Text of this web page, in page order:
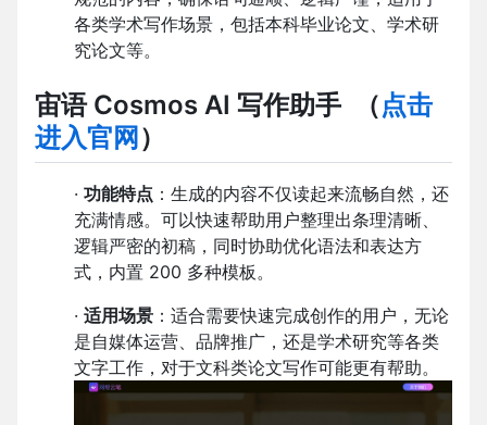
各类学术写作场景，包括本科毕业论文、学术研
究论文等。
宙语 Cosmos AI 写作助手 （点击
进入官网 ）
· 功能特点 ：生成的内容不仅读起来流畅自然，还
充满情感。可以快速帮助用户整理出条理清晰、
逻辑严密的初稿，同时协助优化语法和表达方
式，内置 200 多种模板。
· 适用场景 ：适合需要快速完成创作的用户，无论
是自媒体运营、品牌推广，还是学术研究等各类
文字工作，对于文科类论文写作可能更有帮助。